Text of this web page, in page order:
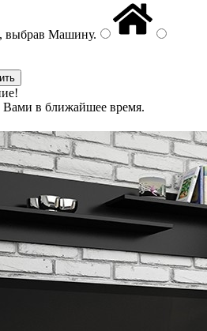
выбрав Машину.
в ближайшее время.